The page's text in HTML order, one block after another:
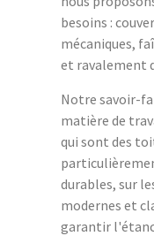
besoins :
mécaniques,
et ravalement
Notre savoir-
matière de
qui sont des
durables, sur
modernes et
garantir